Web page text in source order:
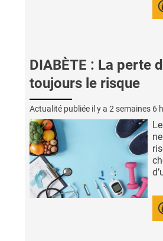
DIABÈTE : La perte
toujours le risque
Actualité publiée il y a 2 semaines 6